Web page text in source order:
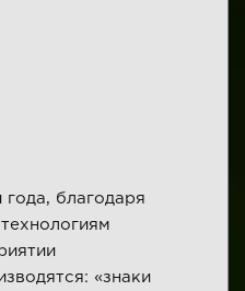
благодаря
«знаки